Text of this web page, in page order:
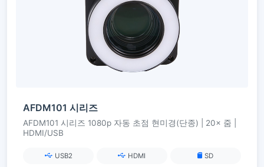
AFDM101 시리즈
AFDM101 시리즈 1080p 자동 초점 현미경(단종) | 20× 줌 |
HDMI/USB
USB2 HDMI SD